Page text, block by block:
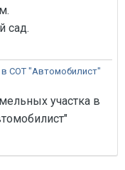
сад.
СОТ "Автомобилист"
участка в